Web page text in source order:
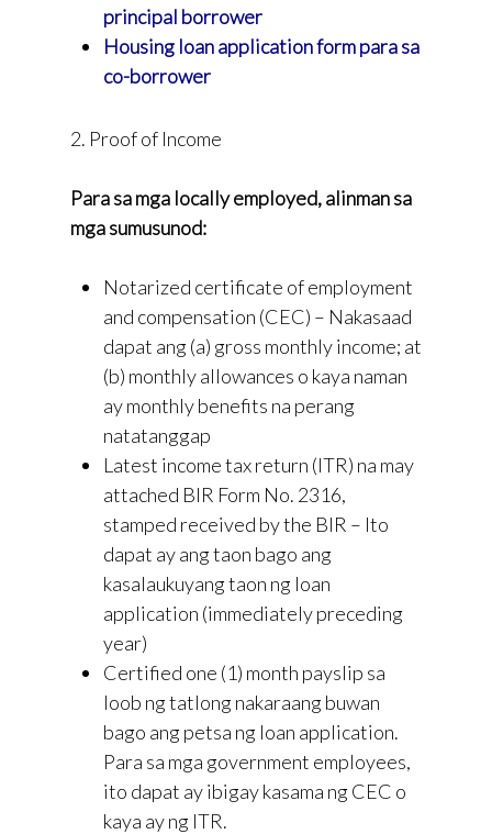
principal borrower
Housing loan application form para sa
co-borrower
2. Proof of Income
Para sa mga locally employed, alinman sa
mga sumusunod:
Notarized certificate of employment
and compensation (CEC) – Nakasaad
dapat ang (a) gross monthly income; at
(b) monthly allowances o kaya naman
ay monthly benefits na perang
natatanggap
Latest income tax return (ITR) na may
attached BIR Form No. 2316,
stamped received by the BIR – Ito
dapat ay ang taon bago ang
kasalaukuyang taon ng loan
application (immediately preceding
year)
Certified one (1) month payslip sa
loob ng tatlong nakaraang buwan
bago ang petsa ng loan application.
Para sa mga government employees,
ito dapat ay ibigay kasama ng CEC o
kaya ay ng ITR.